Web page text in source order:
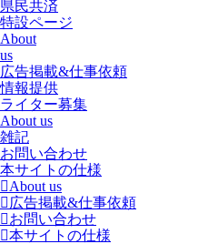
県民共済
特設ページ
About
us
広告掲載&仕事依頼
情報提供
ライター募集
About us
雑記
お問い合わせ
本サイトの仕様
About us
広告掲載&仕事依頼
お問い合わせ
本サイトの仕様